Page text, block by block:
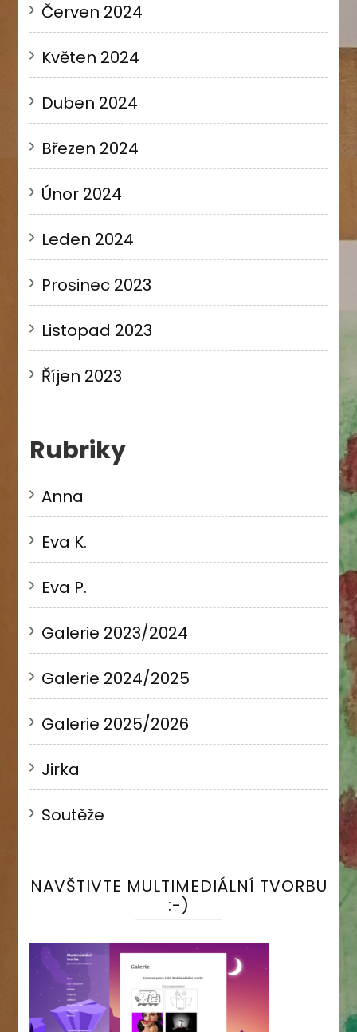
Červen 2024
Květen 2024
Duben 2024
Březen 2024
Únor 2024
Leden 2024
Prosinec 2023
Listopad 2023
Říjen 2023
Rubriky
Anna
Eva K.
Eva P.
Galerie 2023/2024
Galerie 2024/2025
Galerie 2025/2026
Jirka
Soutěže
NAVŠTIVTE MULTIMEDIÁLNÍ TVORBU
:-)